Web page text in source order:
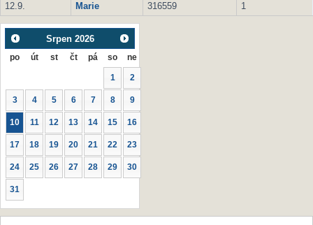
12.9.
Marie 316559 1
Srpen 2026
po út st čt pá so ne
1 2
3 4 5 6 7 8 9
10 11 12 13 14 15 16
17 18 19 20 21 22 23
24 25 26 27 28 29 30
31